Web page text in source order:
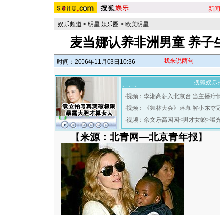
新闻
娱乐频道 > 明星 娱乐圈 > 欧美明星
麦当娜认养非洲男童 养子
时间：2006年11月03日10:36 我来说两句
搜狐娱乐
·视频：李湘高薪入北京台 当主播疗
·视频：《舞林大会》落幕 解小东夺
·视频：余文乐高园园<男才女貌>曝
【来源：北青网—北京青年报】